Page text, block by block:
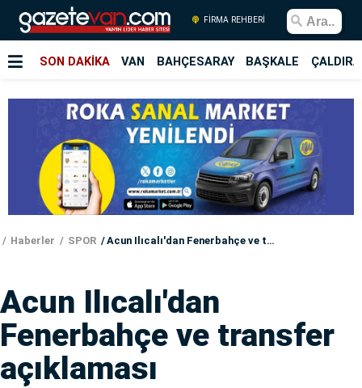
FİRMA REHBERİ
SON DAKİKA VAN BAHÇESARAY BAŞKALE
Haberler SPOR Acun Ilıcalı'dan Fenerbahçe ve transfer açıklaması
Acun Ilıcalı'dan
Fenerbahçe ve transfer
açıklaması